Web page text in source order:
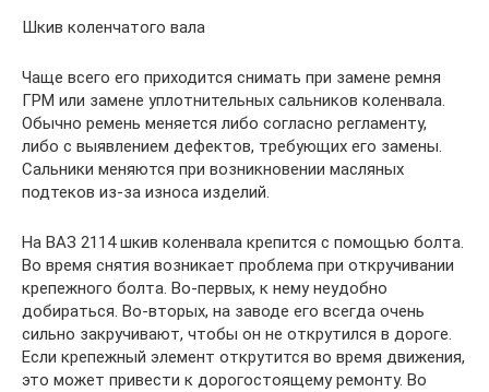
Шкив коленчатого вала
Чаще всего его приходится снимать при замене ремня
ГРМ или замене уплотнительных сальников коленвала.
Обычно ремень меняется либо согласно регламенту,
либо с выявлением дефектов, требующих его замены.
Сальники меняются при возникновении масляных
подтеков из-за износа изделий.
На ВАЗ 2114 шкив коленвала крепится с помощью болта.
Во время снятия возникает проблема при откручивании
крепежного болта. Во-первых, к нему неудобно
добираться. Во-вторых, на заводе его всегда очень
сильно закручивают, чтобы он не открутился в дороге.
Если крепежный элемент открутится во время движения,
это может привести к дорогостоящему ремонту. Во